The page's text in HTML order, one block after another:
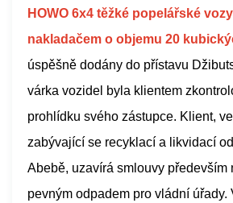
HOWO 6x4 těžké popelářské
nakladačem o objemu 20
úspěšně dodány do přístavu
várka vozidel byla klientem
prohlídku svého zástupce. Klient,
zabývající se recyklací a likvidací
Abebě, uzavírá smlouvy především
pevným odpadem pro vládní úřady.